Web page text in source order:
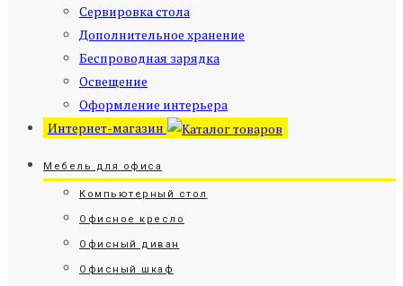
Сервировка стола
Дополнительное хранение
Беспроводная зарядка
Освещение
Оформление интерьера
Интернет-магазин
Мебель для офиса
Компьютерный стол
Офисное кресло
Офисный диван
Офисный шкаф